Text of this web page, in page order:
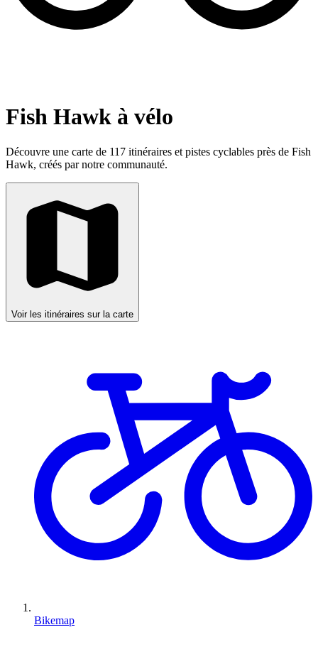
Fish Hawk à vélo
Découvre une carte de 117 itinéraires et pistes cyclables près de Fish
Hawk, créés par notre communauté.
Voir les itinéraires sur la carte
Bikemap